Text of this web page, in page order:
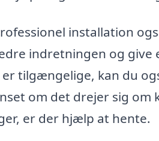
installation
indretningen og
tilgængelige, kan du
om det drejer sig om
er der hjælp at hente.